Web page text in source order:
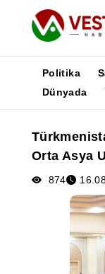
Yayınlar
Medya
Poster
Politika
Dünyada
Orta Asya
874